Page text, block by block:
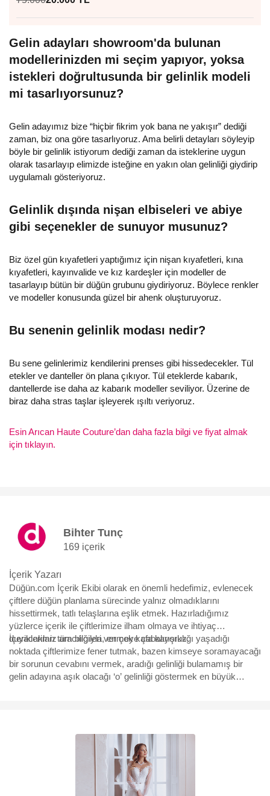
Gelin adayları showroom'da bulunan
modellerinizden mi seçim yapıyor, yoksa
istekleri doğrultusunda bir gelinlik modeli
mi tasarlıyorsunuz?
Gelin adayımız bize “hiçbir fikrim yok bana ne yakışır” dediği
zaman, biz ona göre tasarlıyoruz. Ama belirli detayları söyleyip
böyle bir gelinlik istiyorum dediği zaman da isteklerine uygun
olarak tasarlayıp elimizde isteğine en yakın olan gelinliği giydirip
uygulamalı gösteriyoruz.
Gelinlik dışında nişan elbiseleri ve abiye
gibi seçenekler de sunuyor musunuz?
Biz özel gün kıyafetleri yaptığımız için nişan kıyafetleri, kına
kıyafetleri, kayınvalide ve kız kardeşler için modeller de
tasarlayıp bütün bir düğün grubunu giydiriyoruz. Böylece renkler
ve modeller konusunda güzel bir ahenk oluşturuyoruz.
Bu senenin gelinlik modası nedir?
Bu sene gelinlerimiz kendilerini prenses gibi hissedecekler. Tül
etekler ve danteller ön plana çıkıyor. Tül eteklerde kabarık,
dantellerde ise daha az kabarık modeller seviliyor. Üzerine de
biraz daha stras taşlar işleyerek ışıltı veriyoruz.
Esin Arıcan Haute Couture’dan daha fazla bilgi ve fiyat almak
için tıklayın.
Bihter Tunç
169 içerik
İçerik Yazarı
Düğün.com İçerik Ekibi olarak en önemli hedefimiz, evlenecek
çiftlere düğün planlama sürecinde yalnız olmadıklarını
hissettirmek, tatlı telaşlarına eşlik etmek. Hazırladığımız
yüzlerce içerik ile çiftlerimize ilham olmaya ve ihtiyaç
duyacakları tüm bilgileri vermeye çabalıyoruz.
İçeriklerimiz aracılığıyla, en çok kafa karışıklığı yaşadığı
noktada çiftlerimize fener tutmak, bazen kimseye soramayacağı
bir sorunun cevabını vermek, aradığı gelinliği bulamamış bir
gelin adayına aşık olacağı ‘o’ gelinliği göstermek en büyük